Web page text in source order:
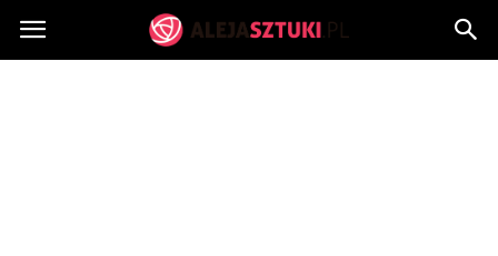
AlejaSztuki.pl